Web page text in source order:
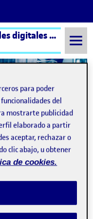
Recursos y comunidades digitales aula 4
a Recursos y Comunidades Digitales!
y
Valoración final
para poder
del
mostrarte publicidad
elaborado a partir
aceptar, rechazar o
clic abajo, u obtener
de cookies.